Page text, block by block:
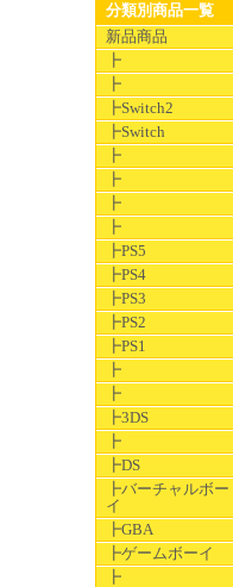
分類別商品一覧
新品商品
┣
┣
┣Switch2
┣Switch
┣
┣
┣
┣
┣PS5
┣PS4
┣PS3
┣PS2
┣PS1
┣
┣
┣3DS
┣
┣DS
┣バーチャルボー
イ
┣GBA
┣ゲームボーイ
┣